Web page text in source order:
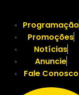
Programação
Promoções
Notícias
Anuncie
Fale Conosco